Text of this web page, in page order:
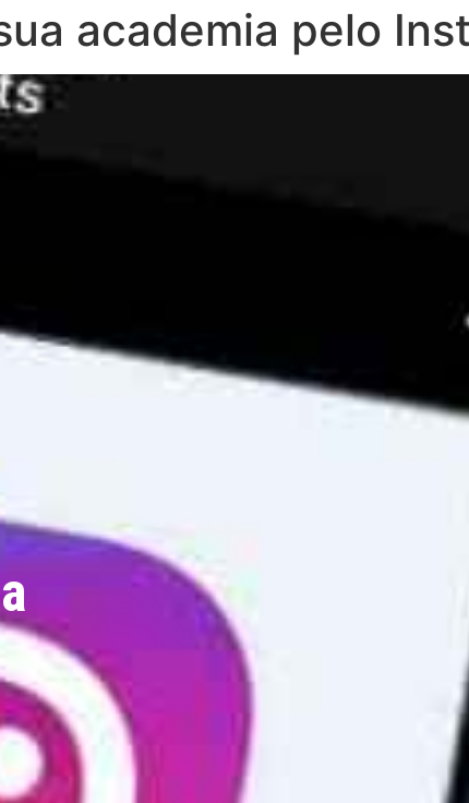
academia pelo